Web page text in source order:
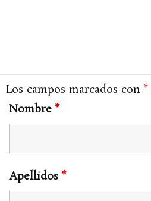
Los campos marcados con *
Nombre*
Apellidos*